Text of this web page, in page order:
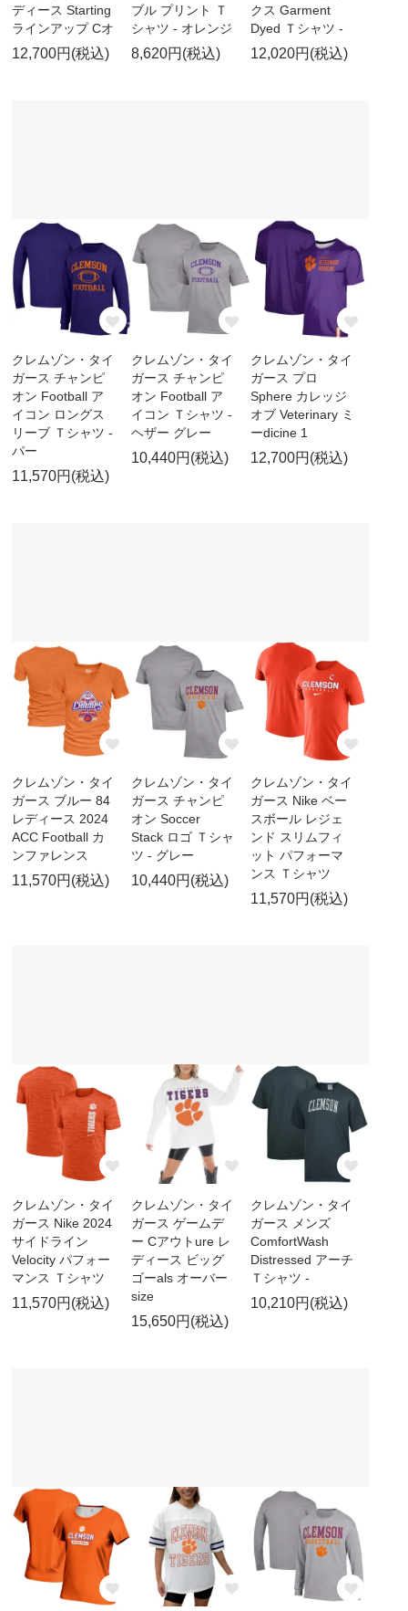
ディース Starting
ラインアップ Cオ
12,700円(税込)
ブル プリント Ｔ
シャツ - オレンジ
8,620円(税込)
クス Garment
Dyed Ｔシャツ -
12,020円(税込)
クレムゾン・タイ
ガース チャンピ
オン Football ア
イコン ロングス
リーブ Ｔシャツ -
パー
11,570円(税込)
クレムゾン・タイ
ガース チャンピ
オン Football ア
イコン Ｔシャツ -
ヘザー グレー
10,440円(税込)
クレムゾン・タイ
ガース プロ
Sphere カレッジ
オブ Veterinary ミ
ーdicine 1
12,700円(税込)
クレムゾン・タイ
ガース ブルー 84
レディース 2024
ACC Football カ
ンファレンス
11,570円(税込)
クレムゾン・タイ
ガース チャンピ
オン Soccer
Stack ロゴ Ｔシャ
ツ - グレー
10,440円(税込)
クレムゾン・タイ
ガース Nike ベー
スボール レジェ
ンド スリムフィ
ット パフォーマ
ンス Ｔシャツ
11,570円(税込)
クレムゾン・タイ
ガース Nike 2024
サイドライン
Velocity パフォー
マンス Ｔシャツ
11,570円(税込)
クレムゾン・タイ
ガース ゲームデ
ー Cアウトure レ
ディース ビッグ
ゴーals オーバー
size
15,650円(税込)
クレムゾン・タイ
ガース メンズ
ComfortWash
Distressed アーチ
Ｔシャツ -
10,210円(税込)